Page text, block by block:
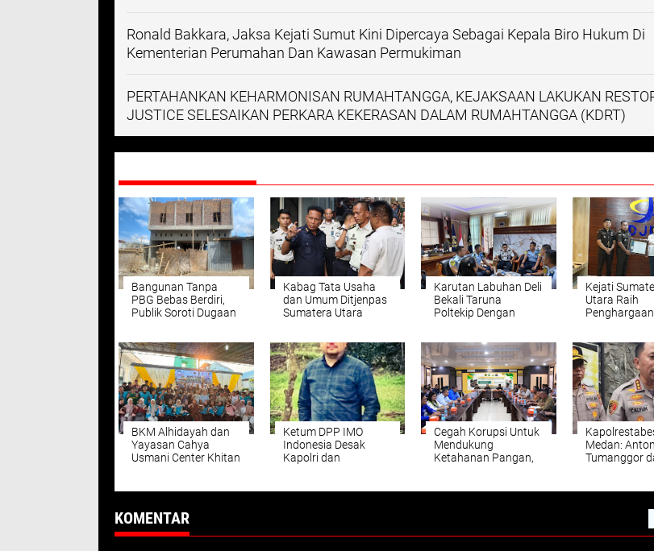
Ronald Bakkara, Jaksa Kejati Sumut Kini Dipercaya Sebagai Kepala Biro Hukum Di
Kementerian Perumahan Dan Kawasan Permukiman
PERTAHANKAN KEHARMONISAN RUMAHTANGGA, KEJAKSAAN LAKUKAN
JUSTICE SELESAIKAN PERKARA KEKERASAN DALAM RUMAHTANGGA (KDRT)
Bangunan Tanpa
PBG Bebas Berdiri,
Publik Soroti Dugaan
Kabag Tata Usaha
dan Umum Ditjenpas
Sumatera Utara
kepada Jajaran
Lapas Kelas IIA
Pancur Batu
Karutan Labuhan Deli
Bekali Taruna
Poltekip Dengan
Lapangan
Kejati
Utara Raih
Penghargaan
Satuan Kerja
KPPN Medan
BKM Alhidayah dan
Yayasan Cahya
Usmani Center Khitan
Ketum DPP IMO
Indonesia Desak
Kapolri dan
Cegah Korupsi Untuk
Mendukung
Ketahanan Pangan,
Pangan
Medan:
Tumanggor
KOMENTAR